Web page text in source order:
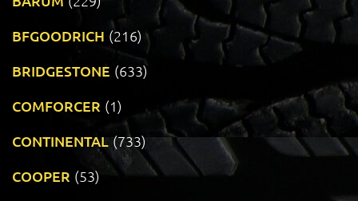
BFGOODRICH (216)
BRIDGESTONE (633)
COMFORCER (1)
CONTINENTAL (733)
COOPER (53)